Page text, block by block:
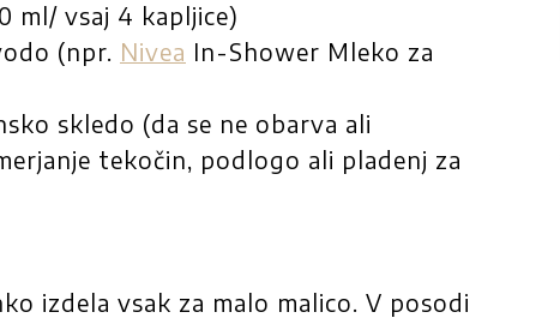
ml/ vsaj 4 kapljice)
(npr. Nivea In-Shower Mleko za
skledo (da se ne obarva ali
tekočin, podlogo ali pladenj za
izdela vsak za malo malico. V posodi